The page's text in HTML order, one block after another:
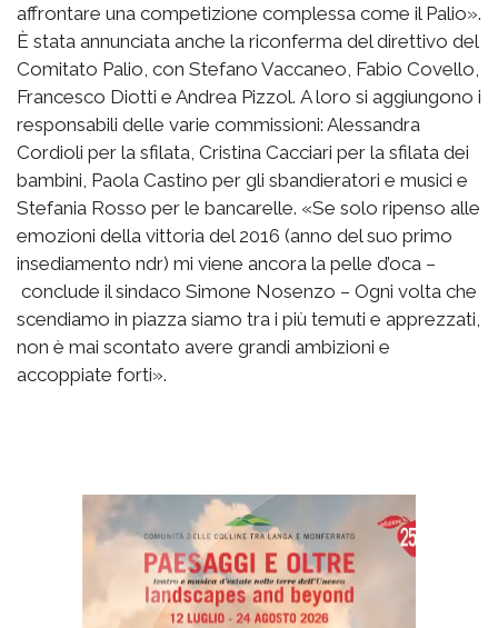
affrontare una competizione complessa come il Palio».
È stata annunciata anche la riconferma del direttivo del
Comitato Palio, con Stefano Vaccaneo, Fabio Covello,
Francesco Diotti e Andrea Pizzol. A loro si aggiungono i
responsabili delle varie commissioni: Alessandra
Cordioli per la sfilata, Cristina Cacciari per la sfilata dei
bambini, Paola Castino per gli sbandieratori e musici e
Stefania Rosso per le bancarelle. «Se solo ripenso alle
emozioni della vittoria del 2016 (anno del suo primo
insediamento ndr) mi viene ancora la pelle d’oca –
conclude il sindaco Simone Nosenzo – Ogni volta che
scendiamo in piazza siamo tra i più temuti e apprezzati,
non è mai scontato avere grandi ambizioni e
accoppiate forti».